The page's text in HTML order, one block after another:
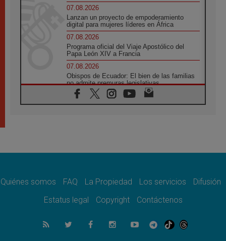
07.08.2026
Lanzan un proyecto de empoderamiento
digital para mujeres líderes en África
07.08.2026
Programa oficial del Viaje Apostólico del
Papa León XIV a Francia
07.08.2026
Obispos de Ecuador: El bien de las familias
no admite premuras legislativas
06.08.2026
Cardenal Parolin: La paz comienza con la
06.08.2026
06.08.2026
«Hoy nos sentimos Iglesia»
Líbano: Reanudan los coloquios en Roma en
medio de tensiones y ataques en el sur del
Quiénes somos FAQ La Propiedad Los servicios
Difusión
Estatus legal
Copyright Contáctenos